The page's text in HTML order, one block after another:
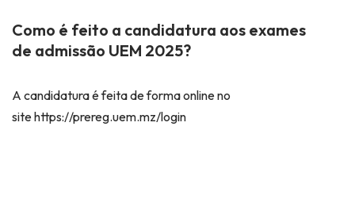
Como é feito a candidatura aos exames
de admissão UEM 2025?
A candidatura é feita de forma online no
site https://prereg.uem.mz/login